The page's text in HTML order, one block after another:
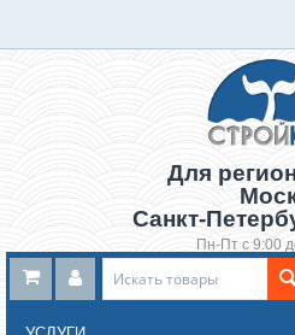
Для
Санкт-
Пн-Пт с 9:00
Заказать